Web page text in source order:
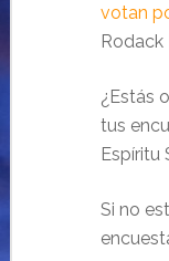
votan
Rodack
¿Estás
tus
Espíritu
Si no